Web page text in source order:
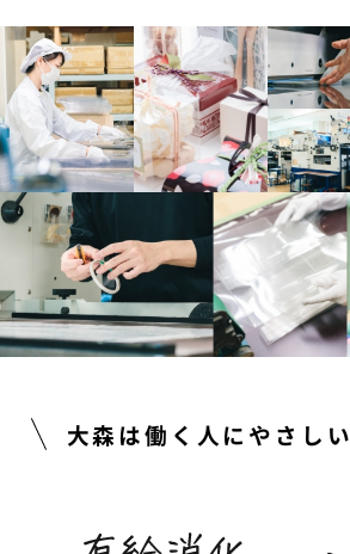
お問い合わせ・資
24時間受付中
お見積もり依
24時間受付中
TAMATEBAKO
大森は働く人にやさし